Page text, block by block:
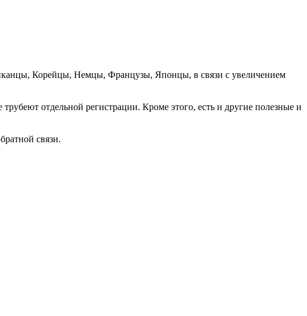
Корейцы, Немцы, Французы, Японцы, в связи с увеличением
отдельной регистрации. Кроме этого, есть и другие полезные и
связи.